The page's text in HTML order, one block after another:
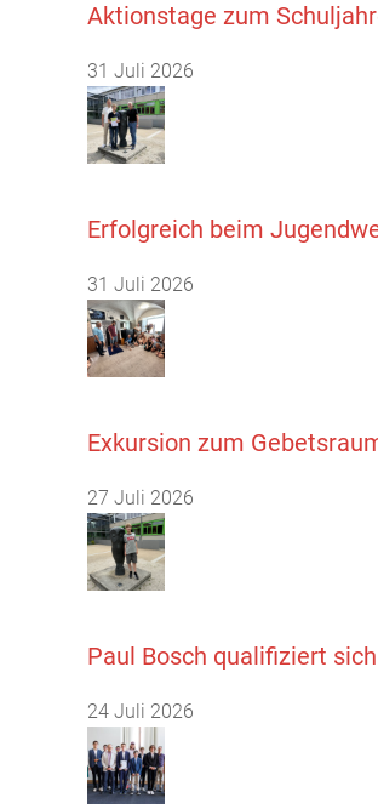
Aktionstage zum
31 Juli 2026
Erfolgreich beim
31 Juli 2026
Exkursion zum
27 Juli 2026
Paul Bosch qualifiziert
24 Juli 2026